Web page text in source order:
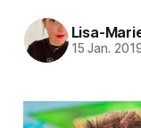
Lisa-
15 Jan.